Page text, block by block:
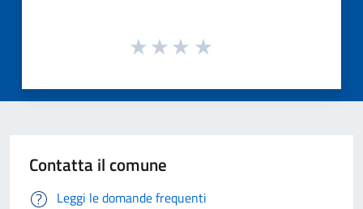
Contatta il comune
Leggi le domande frequenti